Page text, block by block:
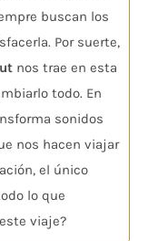
buscan los
Por suerte,
nos trae en esta
todo. En
sonidos
nos hacen viajar
el único
lo que
viaje?